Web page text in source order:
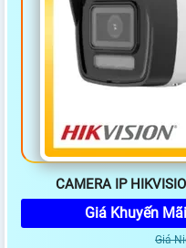
CAMERA IP
Giá Khuyến
Giá